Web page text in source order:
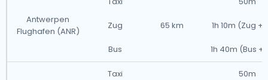
Antwerpen
Flughafen (ANR)
65 km
Zug 1h 10m (Zug +
Bus 1h 40m (Bus +
Taxi 50m